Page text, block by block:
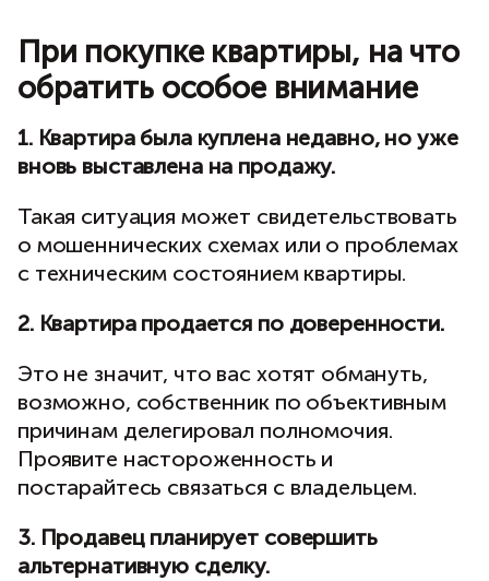
При покупке квартиры, на что
обратить особое внимание
1. Квартира была куплена недавно, но уже
вновь выставлена на продажу.
Такая ситуация может свидетельствовать
о мошеннических схемах или о проблемах
с техническим состоянием квартиры.
2. Квартира продается по доверенности.
Это не значит, что вас хотят обмануть,
возможно, собственник по объективным
причинам делегировал полномочия.
Проявите настороженность и
постарайтесь связаться с владельцем.
3. Продавец планирует совершить
альтернативную сделку.